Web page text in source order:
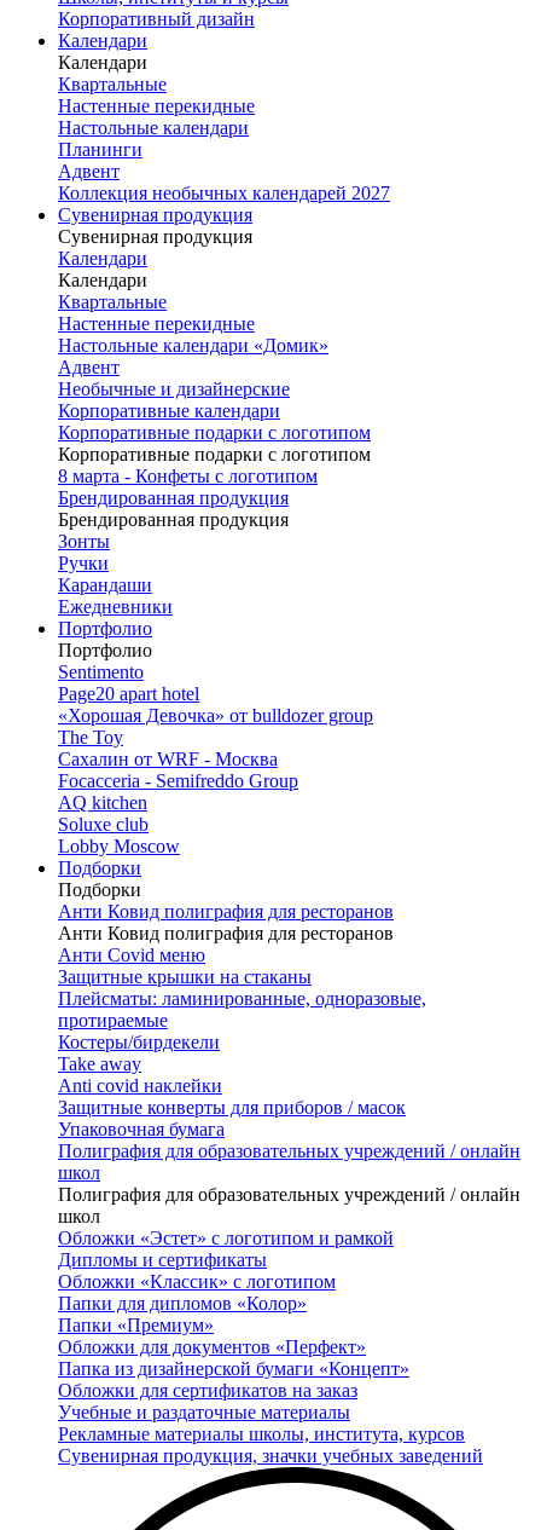
Корпоративный дизайн
Календари
Календари
Квартальные
Настенные перекидные
Настольные календари
Планинги
Адвент
Коллекция необычных календарей 2027
Сувенирная продукция
Сувенирная продукция
Календари
Календари
Квартальные
Настенные перекидные
Настольные календари «Домик»
Адвент
Необычные и дизайнерские
Корпоративные календари
Корпоративные подарки с логотипом
Корпоративные подарки с логотипом
8 марта - Конфеты с логотипом
Брендированная продукция
Брендированная продукция
Зонты
Ручки
Карандаши
Ежедневники
Портфолио
Портфолио
Sentimento
Page20 apart hotel
«Хорошая Девочка» от bulldozer group
The Toy
Сахалин от WRF - Москва
Focacceria - Semifreddo Group
AQ kitchen
Soluxe club
Lobby Moscow
Подборки
Подборки
Анти Ковид полиграфия для ресторанов
Анти Ковид полиграфия для ресторанов
Анти Covid меню
Защитные крышки на стаканы
Плейсматы: ламинированные, одноразовые,
протираемые
Костеры/бирдекели
Take away
Anti covid наклейки
Защитные конверты для приборов / масок
Упаковочная бумага
Полиграфия для образовательных учреждений / онлайн
школ
Полиграфия для образовательных учреждений / онлайн
школ
Обложки «Эстет» с логотипом и рамкой
Дипломы и сертификаты
Обложки «Классик» с логотипом
Папки для дипломов «Колор»
Папки «Премиум»
Обложки для документов «Перфект»
Папка из дизайнерской бумаги «Концепт»
Обложки для сертификатов на заказ
Учебные и раздаточные материалы
Рекламные материалы школы, института, курсов
Сувенирная продукция, значки учебных заведений